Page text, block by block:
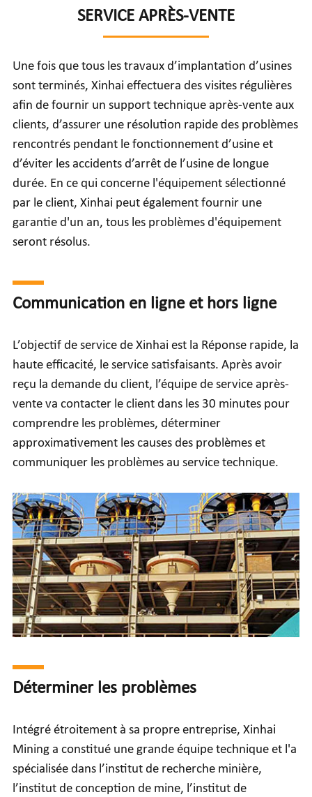
SERVICE APRÈS-VENTE
Une fois que tous les travaux d’implantation d’usines
sont terminés, Xinhai effectuera des visites régulières
afin de fournir un support technique après-vente aux
clients, d’assurer une résolution rapide des problèmes
rencontrés pendant le fonctionnement d’usine et
d’éviter les accidents d’arrêt de l’usine de longue
durée. En ce qui concerne l'équipement sélectionné
par le client, Xinhai peut également fournir une
garantie d'un an, tous les problèmes d'équipement
seront résolus.
Communication en ligne et hors ligne
L’objectif de service de Xinhai est la Réponse rapide, la
haute efficacité, le service satisfaisants. Après avoir
reçu la demande du client, l’équipe de service après-
vente va contacter le client dans les 30 minutes pour
comprendre les problèmes, déterminer
approximativement les causes des problèmes et
communiquer les problèmes au service technique.
Déterminer les problèmes
Intégré étroitement à sa propre entreprise, Xinhai
Mining a constitué une grande équipe technique et l'a
spécialisée dans l’institut de recherche minière,
l’institut de conception de mine, l’institut de